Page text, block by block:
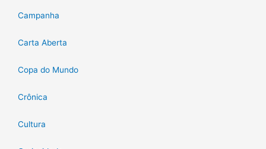
Campanha
Carta Aberta
Copa do Mundo
Crônica
Cultura